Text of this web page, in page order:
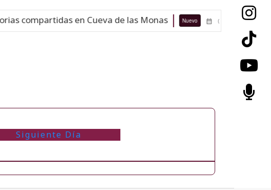
compartidas en Cueva de las Monas Nuevo 07-08-26
Siguiente Día